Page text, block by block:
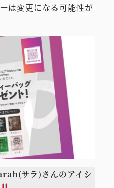
は変更になる可能性が
サラ)さんのアイシ